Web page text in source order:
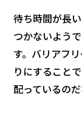
待ち時間が長
つかないよう
す。バリアフ
りにすること
配っているの